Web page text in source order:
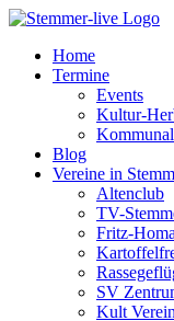
Home
Termine
Events
Kultur-
Blog
Vereine in
Altenclub
TV-
Fritz-
SV
Kult